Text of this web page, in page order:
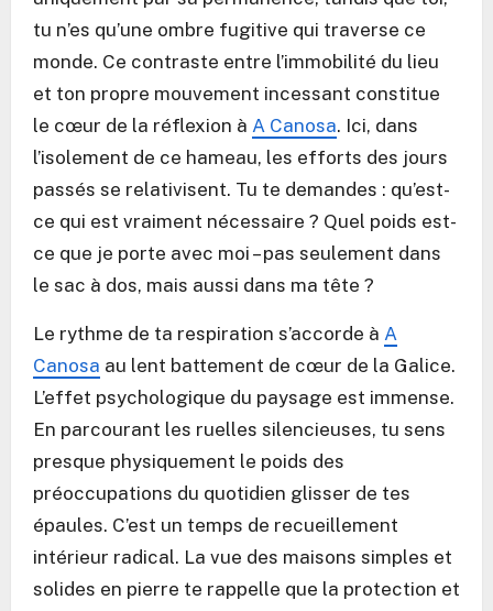
tu n’es qu’une ombre fugitive qui traverse ce
monde. Ce contraste entre l’immobilité du lieu
et ton propre mouvement incessant constitue
le cœur de la réflexion à A Canosa. Ici, dans
l’isolement de ce hameau, les efforts des jours
passés se relativisent. Tu te demandes : qu’est-
ce qui est vraiment nécessaire ? Quel poids est-
ce que je porte avec moi – pas seulement dans
le sac à dos, mais aussi dans ma tête ?
Le rythme de ta respiration s’accorde à A
Canosa au lent battement de cœur de la Galice.
L’effet psychologique du paysage est immense.
En parcourant les ruelles silencieuses, tu sens
presque physiquement le poids des
préoccupations du quotidien glisser de tes
épaules. C’est un temps de recueillement
intérieur radical. La vue des maisons simples et
solides en pierre te rappelle que la protection et